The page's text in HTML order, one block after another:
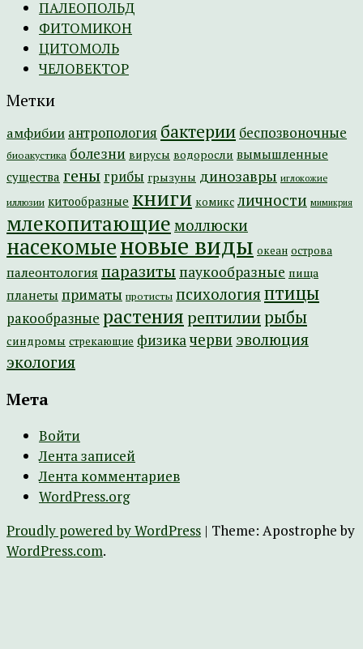
ПАЛЕОПОЛЬД
ФИТОМИКОН
ЦИТОМОЛЬ
ЧЕЛОВЕКТОР
Метки
амфибии антропология бактерии беспозвоночные
биоакустика болезни вирусы водоросли вымышленные
существа гены грибы грызуны динозавры иглокожие
иллюзии китообразные книги комикс личности мимикрия
млекопитающие моллюски
насекомыеновые виды океан острова
палеонтология паразиты паукообразные пища
планеты приматы протисты психология птицы
ракообразные растениярептилиирыбы
синдромы стрекающие физикачерви эволюция
экология
Мета
Войти
Лента записей
Лента комментариев
WordPress.org
Proudly powered by WordPress | Theme: Apostrophe by
WordPress.com.